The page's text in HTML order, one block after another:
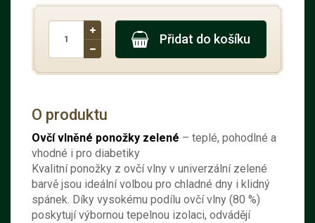
Přidat do košíku
O produktu
Ovčí vlněné ponožky zelené – teplé, pohodlné a
vhodné i pro diabetiky
Kvalitní ponožky z ovčí vlny v univerzální zelené
barvě jsou ideální volbou pro chladné dny i klidný
spánek. Díky vysokému podílu ovčí vlny (80 %)
poskytují výbornou tepelnou izolaci, odvádějí